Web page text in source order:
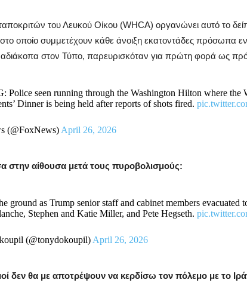
του Λευκού Οίκου (WHCA) οργανώνει αυτό το
οποίο συμμετέχουν κάθε άνοιξη εκατοντάδες πρόσωπα
αδιάκοπα στον Τύπο, παρευρισκόταν για πρώτη φορά ως
Police seen running through the Washington Hilton where the
Dinner is being held after reports of shots fired.
(@FoxNews)April 26, 2026
στην αίθουσα μετά τους πυροβολισμούς:
ground as Trump senior staff and cabinet members evacuated
Stephen and Katie Miller, and Pete Hegseth.
(@tonydokoupil)April 26, 2026
δεν θα με αποτρέψουν να κερδίσω τον πόλεμο με το